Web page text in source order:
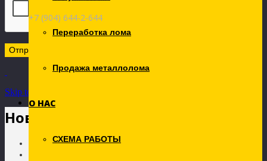
+7 (904) 644-2-644
Переработка лома
Продажа металлолома
О НАС
СХЕМА РАБОТЫ
Skip to Content
Новости
Главная